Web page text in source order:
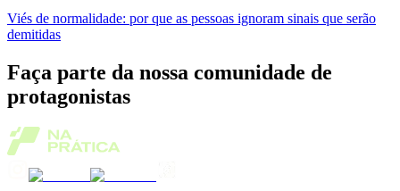
Viés de normalidade: por que as pessoas ignoram sinais que serão
demitidas
Faça parte da nossa comunidade de
protagonistas